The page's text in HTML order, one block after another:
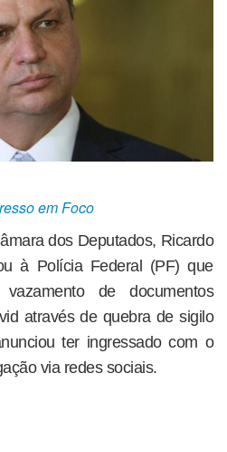
em Foco
dos Deputados, Ricardo
à Polícia Federal (PF) que
de documentos
através de quebra de sigilo
ter ingressado com o
via redes sociais.